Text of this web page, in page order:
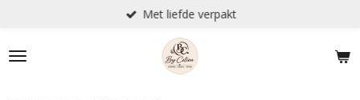
naar
de
Met liefde verpakt